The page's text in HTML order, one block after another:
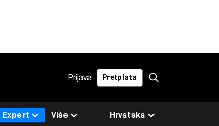
Prijava Pretplata
Hrvatska
Expert Više